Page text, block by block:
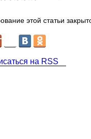
этой статьи
на RSS